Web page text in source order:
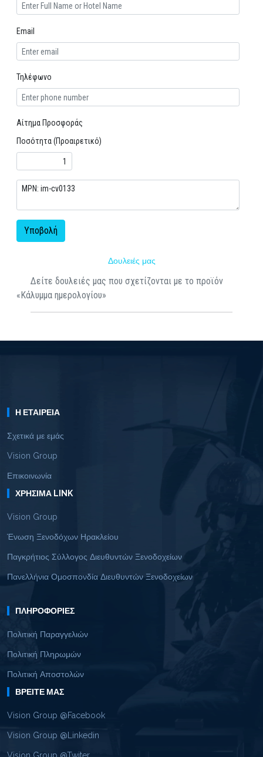
Email
Τηλέφωνο
Αίτημα Προσφοράς
Ποσότητα (Προαιρετικό)
Υποβολή
Δουλειές μας
Δείτε δουλειές μας που σχετίζονται με το προϊόν
«Κάλυμμα ημερολογίου»
Η ΕΤΑΙΡΕΊΑ
Σχετικά με εμάς
Vision Group
Επικοινωνία
ΧΡΉΣΙΜΑ LINK
Vision Group
Ένωση Ξενοδόχων Ηρακλείου
Παγκρήτιος Σύλλογος Διευθυντών Ξενοδοχείων
Πανελλήνια Ομοσπονδία Διευθυντών Ξενοδοχείων
ΠΛΗΡΟΦΟΡΊΕΣ
Πολιτική Παραγγελιών
Πολιτική Πληρωμών
Πολιτική Αποστολών
ΒΡΕΊΤΕ ΜΑΣ
Vision Group @Facebook
Vision Group @Linkedin